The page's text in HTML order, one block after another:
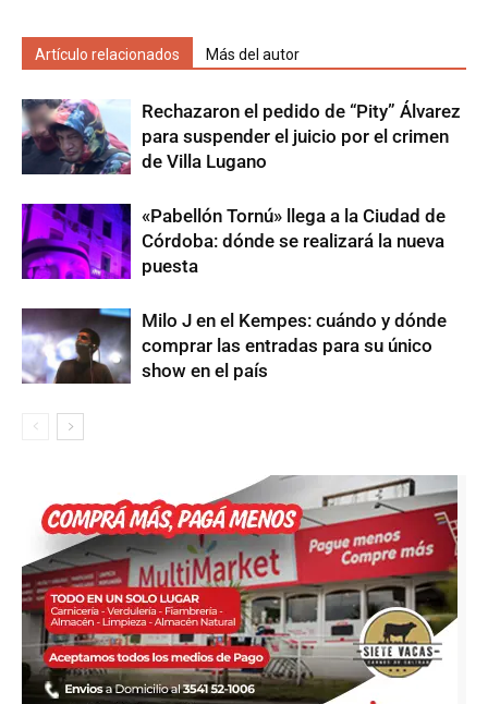
Artículo relacionados Más del autor
Rechazaron el pedido de “Pity” Álvarez
para suspender el juicio por el crimen
de Villa Lugano
«Pabellón Tornú» llega a la Ciudad de
Córdoba: dónde se realizará la nueva
puesta
Milo J en el Kempes: cuándo y dónde
comprar las entradas para su único
show en el país